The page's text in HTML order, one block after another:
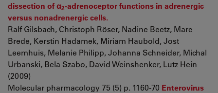
dissection of α2-adrenoceptor functions in adrenergic
versus nonadrenergic cells.
Ralf Gilsbach, Christoph Röser, Nadine Beetz, Marc
Brede, Kerstin Hadamek, Miriam Haubold, Jost
Leemhuis, Melanie Philipp, Johanna Schneider, Michal
Urbanski, Bela Szabo, David Weinshenker, Lutz Hein
(2009)
Molecular pharmacology 75 (5) p. 1160-70 Enterovirus